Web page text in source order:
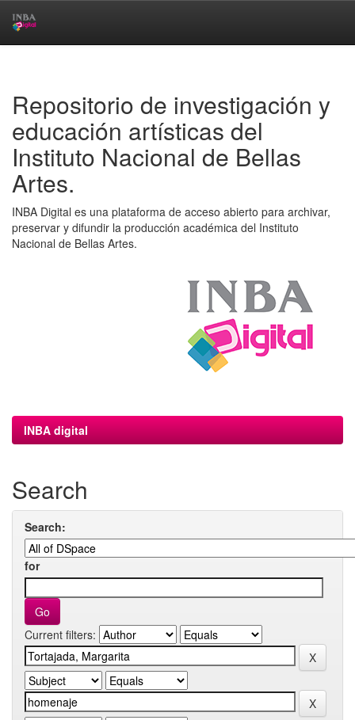
Repositorio de investigación y
educación artísticas del
Instituto Nacional de Bellas
Artes.
INBA Digital es una plataforma de acceso abierto para archivar,
preservar y difundir la producción académica del Instituto
Nacional de Bellas Artes.
INBA digital
Search
Search:
for
Current filters: